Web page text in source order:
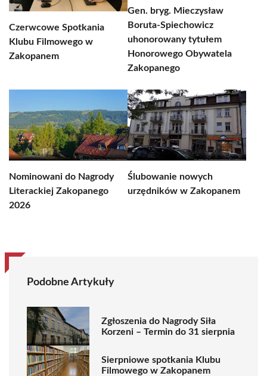
Czerwcowe Spotkania
Klubu Filmowego w
Zakopanem
Gen. bryg. Mieczysław
Boruta-Spiechowicz
uhonorowany tytułem
Honorowego Obywatela
Zakopanego
Nominowani do Nagrody
Literackiej Zakopanego
2026
Ślubowanie nowych
urzędników w Zakopanem
Podobne Artykuły
Zgłoszenia do Nagrody Siła
Korzeni – Termin do 31 sierpnia
Sierpniowe spotkania Klubu
Filmowego w Zakopanem